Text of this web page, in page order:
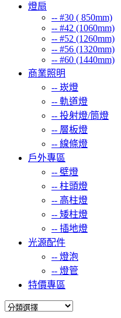
燈扇
-- #30 ( 850mm)
-- #42 (1060mm)
-- #52 (1260mm)
-- #56 (1320mm)
-- #60 (1440mm)
商業照明
-- 崁燈
-- 軌道燈
-- 投射燈/筒燈
-- 層板燈
-- 線條燈
戶外專區
-- 壁燈
-- 柱頭燈
-- 高柱燈
-- 矮柱燈
-- 插地燈
光源配件
-- 燈泡
-- 燈管
特價專區